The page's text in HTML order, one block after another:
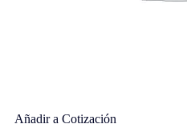
Añadir a Cotización